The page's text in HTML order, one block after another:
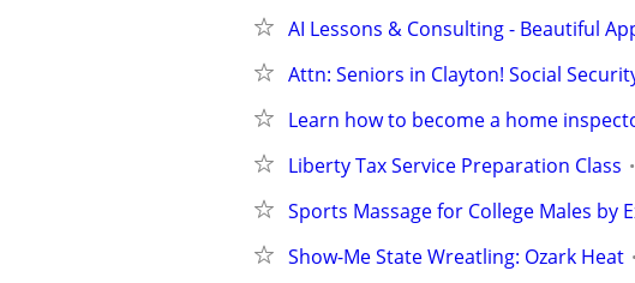
AI Lessons & Consulting - Beautiful
Attn: Seniors in Clayton! Social
Learn how to become a home
Liberty Tax Service Preparation Class
Sports Massage for College Males by
Show-Me State Wreatling: Ozark Heat